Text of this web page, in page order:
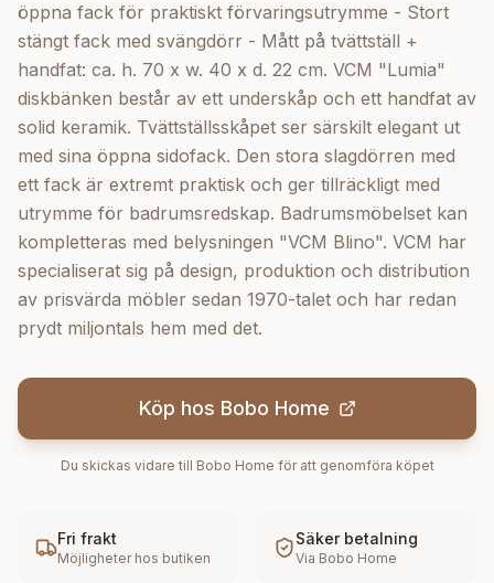
öppna fack för praktiskt förvaringsutrymme - Stort
stängt fack med svängdörr - Mått på tvättställ +
handfat: ca. h. 70 x w. 40 x d. 22 cm. VCM "Lumia"
diskbänken består av ett underskåp och ett handfat av
solid keramik. Tvättställsskåpet ser särskilt elegant ut
med sina öppna sidofack. Den stora slagdörren med
ett fack är extremt praktisk och ger tillräckligt med
utrymme för badrumsredskap. Badrumsmöbelset kan
kompletteras med belysningen "VCM Blino". VCM har
specialiserat sig på design, produktion och distribution
av prisvärda möbler sedan 1970-talet och har redan
prydt miljontals hem med det.
Köp hos Bobo Home
Du skickas vidare till Bobo Home för att genomföra köpet
Fri frakt
Möjligheter hos butiken
Säker betalning
Via Bobo Home